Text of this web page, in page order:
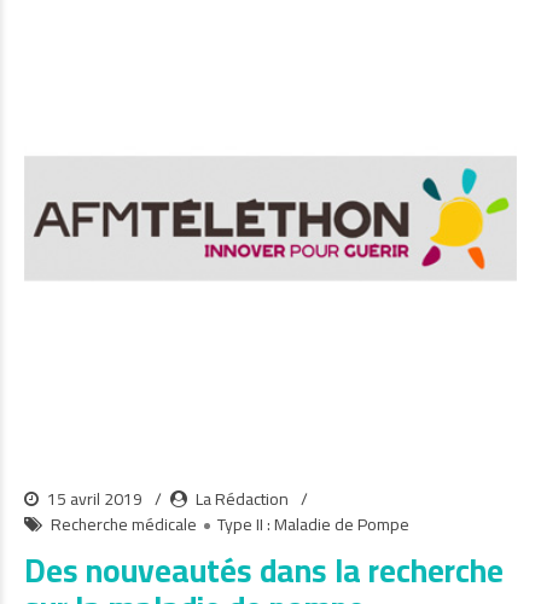
15 avril 2019
La Rédaction
Recherche médicale
Type II : Maladie de Pompe
Des nouveautés dans la recherche